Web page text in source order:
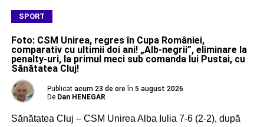
SPORT
Foto: CSM Unirea, regres în Cupa României,
comparativ cu ultimii doi ani! „Alb-negrii”, eliminare la
penalty-uri, la primul meci sub comanda lui Pustai, cu
Sănătatea Cluj!
Publicat acum 23 de ore în 5 august 2026
De Dan HENEGAR
Sănătatea Cluj – CSM Unirea Alba Iulia 7-6 (2-2), după